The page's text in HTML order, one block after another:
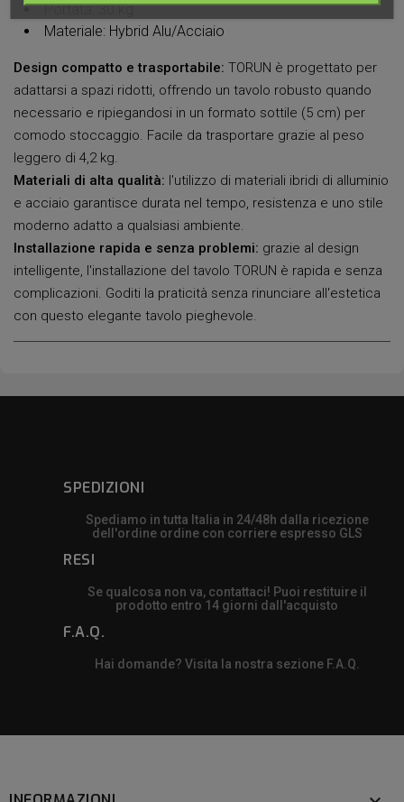
Portata: 30 kg
Materiale: Hybrid Alu/Acciaio
Design compatto e trasportabile: TORUN è progettato per
adattarsi a spazi ridotti, offrendo un tavolo robusto quando
necessario e ripiegandosi in un formato sottile (5 cm) per
comodo stoccaggio. Facile da trasportare grazie al peso
leggero di 4,2 kg.
Materiali di alta qualità: l'utilizzo di materiali ibridi di alluminio
e acciaio garantisce durata nel tempo, resistenza e uno stile
moderno adatto a qualsiasi ambiente.
Installazione rapida e senza problemi: grazie al design
intelligente, l'installazione del tavolo TORUN è rapida e senza
complicazioni. Goditi la praticità senza rinunciare all'estetica
con questo elegante tavolo pieghevole.
SPEDIZIONI
Spediamo in tutta Italia in 24/48h dalla ricezione
dell'ordine ordine con corriere espresso GLS
RESI
Se qualcosa non va, contattaci! Puoi restituire il
prodotto entro 14 giorni dall'acquisto
F.A.Q.
Hai domande? Visita la nostra sezione F.A.Q.